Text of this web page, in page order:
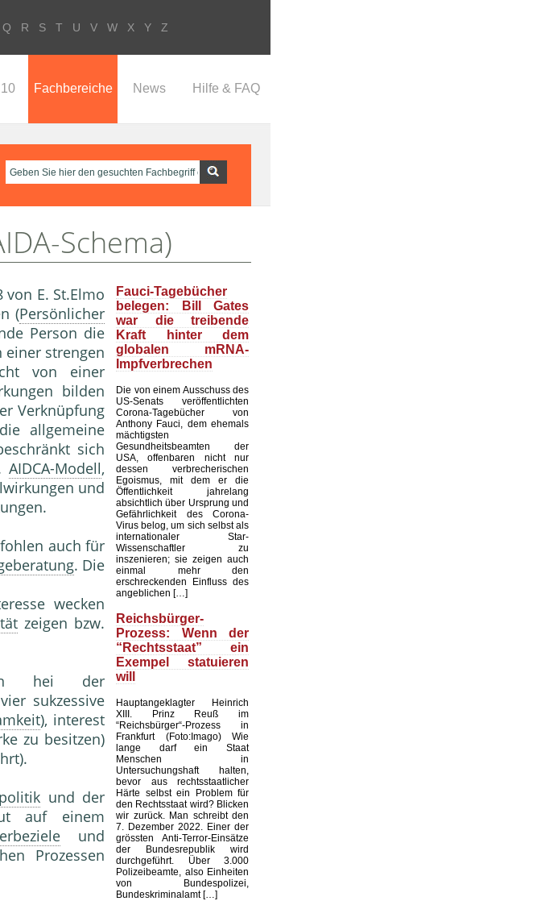
Q R S T U V W X Y Z
Fachbereiche News Hilfe & FAQ
Schema)
von E. St.Elmo
(Persönlicher
Person die
einer strengen
von einer
bilden
Verknüpfung
all­gemeine
sich
AIDCA-Modell,
und
auch für
. Die
wecken
zeigen bzw.
hei der
vier sukzessive
), interest
zu besitzen)
und der
auf einem
und
Prozessen
Fauci-Tagebücher
belegen: Bill Gates
war die treibende
Kraft hinter dem
globalen mRNA-
Impfverbrechen
Die von einem Ausschuss des
US-Senats veröffentlichten
Corona-Tagebücher von
Anthony Fauci, dem ehemals
mächtigsten
Gesundheitsbeamten der
USA, offenbaren nicht nur
dessen verbrecherischen
Egoismus, mit dem er die
Öffentlichkeit jahrelang
absichtlich über Ursprung und
Gefährlichkeit des Corona-
Virus belog, um sich selbst als
internationaler Star-
Wissenschaftler zu
inszenieren; sie zeigen auch
einmal mehr den
erschreckenden Einfluss des
angeblichen […]
Reichsbürger-
Prozess: Wenn der
“Rechtsstaat” ein
Exempel statuieren
will
Hauptangeklagter Heinrich
XIII. Prinz Reuß im
“Reichsbürger“-Prozess in
Frankfurt (Foto:Imago) Wie
lange darf ein Staat
Menschen in
Untersuchungshaft halten,
bevor aus rechtsstaatlicher
Härte selbst ein Problem für
den Rechtsstaat wird? Blicken
wir zurück. Man schreibt den
7. Dezember 2022. Einer der
grössten Anti-Terror-Einsätze
der Bundesrepublik wird
durchgeführt. Über 3.000
Polizeibeamte, also Einheiten
von Bundespolizei,
Bundeskriminalamt […]